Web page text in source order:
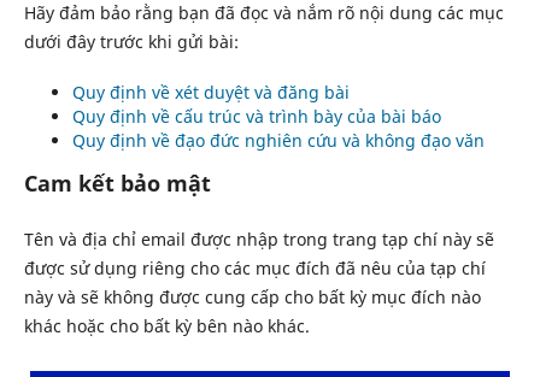
Hãy đảm bảo rằng bạn đã đọc và nắm rõ nội dung các mục
dưới đây trước khi gửi bài:
Quy định về xét duyệt và đăng bài
Quy định về cấu trúc và trình bày của bài báo
Quy định về đạo đức nghiên cứu và không đạo văn
Cam kết bảo mật
Tên và địa chỉ email được nhập trong trang tạp chí này sẽ
được sử dụng riêng cho các mục đích đã nêu của tạp chí
này và sẽ không được cung cấp cho bất kỳ mục đích nào
khác hoặc cho bất kỳ bên nào khác.